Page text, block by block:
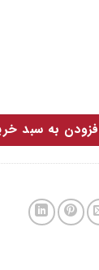
به سبد خرید